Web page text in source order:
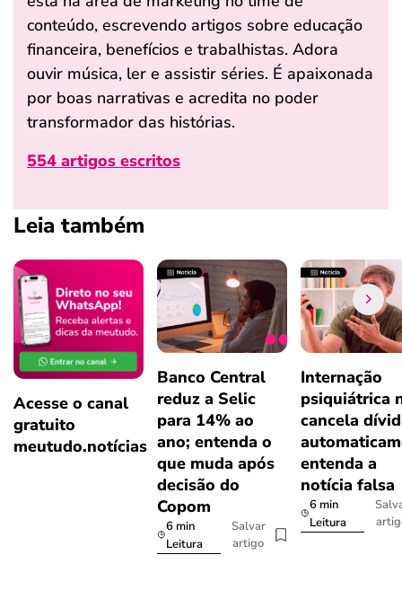
conteúdo, escrevendo artigos sobre educação
financeira, benefícios e trabalhistas. Adora
ouvir música, ler e assistir séries. É apaixonada
por boas narrativas e acredita no poder
transformador das histórias.
554 artigos escritos
Leia também
Acesse o canal
gratuito
meutudo.notícias
Banco Central
reduz a Selic
para 14% ao
ano; entenda o
que muda após
decisão do
Copom
6 min
Leitura
Salvar
artigo
Internação
psiquiátrica
cancela
entenda a
notícia falsa
6 min
Leitura